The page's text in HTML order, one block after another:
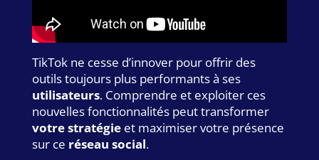
TikTok ne cesse d’innover pour offrir des
outils toujours plus performants à ses
utilisateurs. Comprendre et exploiter ces
nouvelles fonctionnalités peut transformer
votre stratégieet maximiser votre présence
sur ce réseau social.